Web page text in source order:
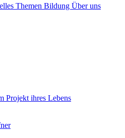
Themen Bildung Über uns
Projekt ihres Lebens